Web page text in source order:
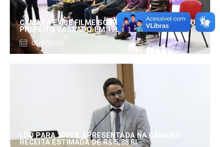
CÂMARA EXIBE FILME SOBRE EDUARDO SERRANO,
PREFEITO CASSADO EM 1960
01/07/2026
LDO PARA 2027 É APRESENTADA NA CÂMARA:
RECEITA ESTIMADA DE R$ 5,88 BI